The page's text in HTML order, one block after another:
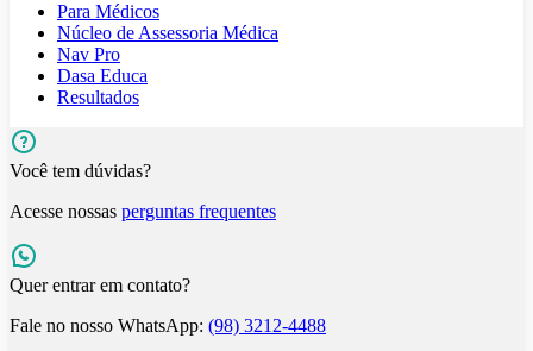
Para Médicos
Núcleo de Assessoria Médica
Nav Pro
Dasa Educa
Resultados
Você tem dúvidas?
Acesse nossas perguntas frequentes
Quer entrar em contato?
Fale no nosso WhatsApp: (98) 3212-4488